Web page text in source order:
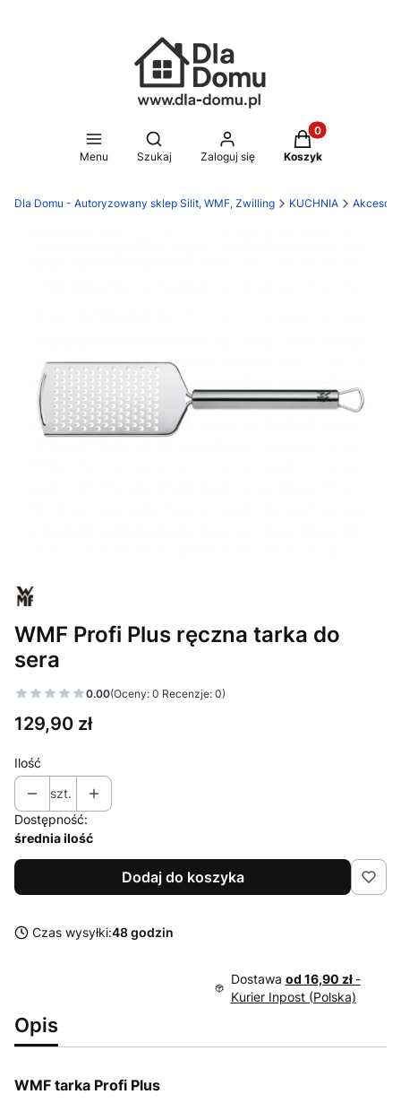
Menu
Otwórz wyszukiwarkę
Szukaj Zaloguj się
Produkty w
Koszyk
Dla Domu - Autoryzowany sklep Silit, WMF, Zwilling KUCHNIA
WMF Profi Plus ręczna tarka do
sera
0.00(Oceny: 0 Recenzje: 0)
Cena
129,90 zł
Ilość
szt.
Dostępność:
średnia ilość
Dodaj do koszyka
Czas wysyłki:48 godzin
Dostawa od 16,90 zł -
Kurier Inpost (Polska)
Opis
WMF tarka Profi Plus